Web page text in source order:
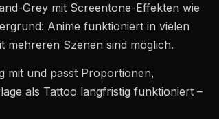
Grey mit Screentone-Effekten wie
Anime funktioniert in vielen
mehreren Szenen sind möglich.
mit und passt Proportionen,
als Tattoo langfristig funktioniert –